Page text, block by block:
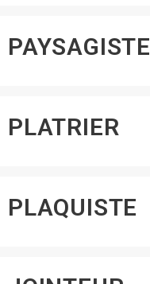
PAYSAGISTE
PLATRIER
PLAQUISTE